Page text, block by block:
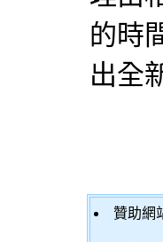
的時
出全
贊助